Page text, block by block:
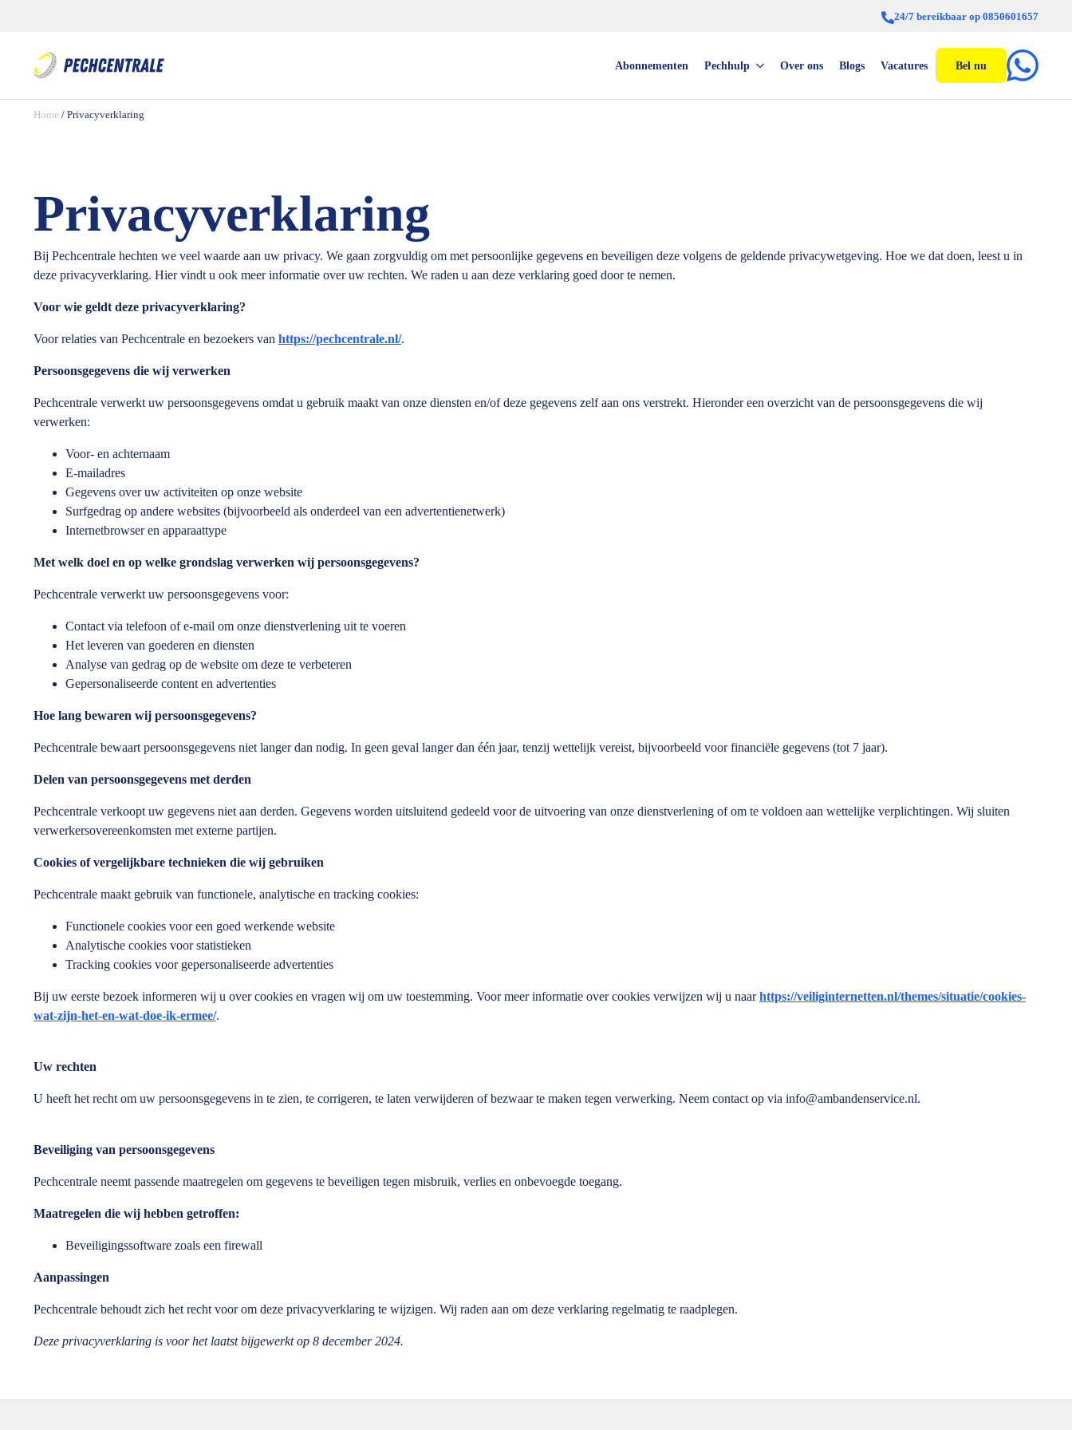
24/7 bereikbaar op 0850601657
Abonnementen Pechhulp Over ons Blogs Vacatures Bel nu
Home / Privacyverklaring
Privacyverklaring
Bij Pechcentrale hechten we veel waarde aan uw privacy. We gaan zorgvuldig om met persoonlijke gegevens en beveiligen deze volgens de geldende privacywetgeving. Hoe we dat doen, leest u in
deze privacyverklaring. Hier vindt u ook meer informatie over uw rechten. We raden u aan deze verklaring goed door te nemen.
Voor wie geldt deze privacyverklaring?
Voor relaties van Pechcentrale en bezoekers van https://pechcentrale.nl/.
Persoonsgegevens die wij verwerken
Pechcentrale verwerkt uw persoonsgegevens omdat u gebruik maakt van onze diensten en/of deze gegevens zelf aan ons verstrekt. Hieronder een overzicht van de persoonsgegevens die wij
verwerken:
Voor- en achternaam
E-mailadres
Gegevens over uw activiteiten op onze website
Surfgedrag op andere websites (bijvoorbeeld als onderdeel van een advertentienetwerk)
Internetbrowser en apparaattype
Met welk doel en op welke grondslag verwerken wij persoonsgegevens?
Pechcentrale verwerkt uw persoonsgegevens voor:
Contact via telefoon of e-mail om onze dienstverlening uit te voeren
Het leveren van goederen en diensten
Analyse van gedrag op de website om deze te verbeteren
Gepersonaliseerde content en advertenties
Hoe lang bewaren wij persoonsgegevens?
Pechcentrale bewaart persoonsgegevens niet langer dan nodig. In geen geval langer dan één jaar, tenzij wettelijk vereist, bijvoorbeeld voor financiële gegevens (tot 7 jaar).
Delen van persoonsgegevens met derden
Pechcentrale verkoopt uw gegevens niet aan derden. Gegevens worden uitsluitend gedeeld voor de uitvoering van onze dienstverlening of om te voldoen aan wettelijke verplichtingen. Wij sluiten
verwerkersovereenkomsten met externe partijen.
Cookies of vergelijkbare technieken die wij gebruiken
Pechcentrale maakt gebruik van functionele, analytische en tracking cookies:
Functionele cookies voor een goed werkende website
Analytische cookies voor statistieken
Tracking cookies voor gepersonaliseerde advertenties
Bij uw eerste bezoek informeren wij u over cookies en vragen wij om uw toestemming. Voor meer informatie over cookies verwijzen wij u naarhttps://veiliginternetten.nl/themes/situatie/cookies-
wat-zijn-het-en-wat-doe-ik-ermee/.
Uw rechten
U heeft het recht om uw persoonsgegevens in te zien, te corrigeren, te laten verwijderen of bezwaar te maken tegen verwerking. Neem contact op via info@ambandenservice.nl.
Beveiliging van persoonsgegevens
Pechcentrale neemt passende maatregelen om gegevens te beveiligen tegen misbruik, verlies en onbevoegde toegang.
Maatregelen die wij hebben getroffen:
Beveiligingssoftware zoals een firewall
Aanpassingen
Pechcentrale behoudt zich het recht voor om deze privacyverklaring te wijzigen. Wij raden aan om deze verklaring regelmatig te raadplegen.
Deze privacyverklaring is voor het laatst bijgewerkt op 8 december 2024.